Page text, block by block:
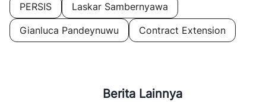
PERSIS
Laskar Sambernyawa
Gianluca Pandeynuwu
Contract Extension
Berita Lainnya